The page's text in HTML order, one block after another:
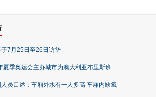
于7月25日至26日访华
夏季奥运会主办城市为澳大利亚布里斯班
员口述：车厢外水有一人多高 车厢内缺氧